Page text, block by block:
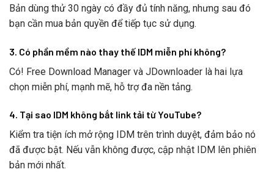
Bản dùng thử 30 ngày có đầy đủ tính năng, nhưng sau đó
bạn cần mua bản quyền để tiếp tục sử dụng.
3. Có phần mềm nào thay thế IDM miễn phí không?
Có! Free Download Manager và JDownloader là hai lựa
chọn miễn phí, mạnh mẽ, hỗ trợ đa nền tảng.
4. Tại sao IDM không bắt link tải từ YouTube?
Kiểm tra tiện ích mở rộng IDM trên trình duyệt, đảm bảo nó
đã được bật. Nếu vẫn không được, cập nhật IDM lên phiên
bản mới nhất.